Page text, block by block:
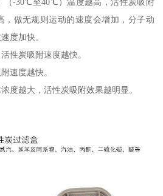
，做无规则运动的速度会增加，分子动
度加快。
性炭吸附速度越快。
速度越快。
度越大，活性炭吸附效果越明显。